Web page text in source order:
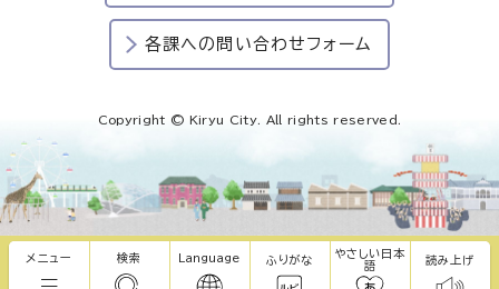
メニュー 検索 Language ふりがな
やさしい日本
語
読み上げ
各課への問い合わせフォーム
Copyright © Kiryu City. All rights reserved.